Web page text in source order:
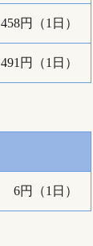
458円（1日）
491円（1日）
6円（1日）